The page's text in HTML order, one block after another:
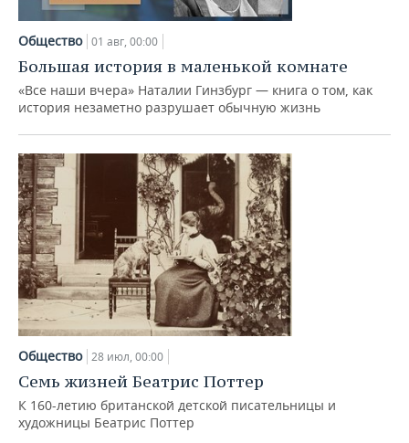
Общество 01 авг, 00:00
Большая история в маленькой комнате
«Все наши вчера» Наталии Гинзбург — книга о том, как
история незаметно разрушает обычную жизнь
Общество 28 июл, 00:00
Семь жизней Беатрис Поттер
К 160-летию британской детской писательницы и
художницы Беатрис Поттер